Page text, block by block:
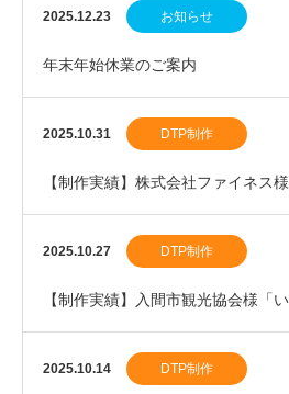
ー」を制作しました。
2025.12.23 お知らせ
年末年始休業のご案内
2025.10.31 DTP制作
【制作実績】株式会社ファイネス
ました。
2025.10.27 DTP制作
【制作実績】入間市観光協会様「
ンド」を制作しました。
2025.10.14 DTP制作